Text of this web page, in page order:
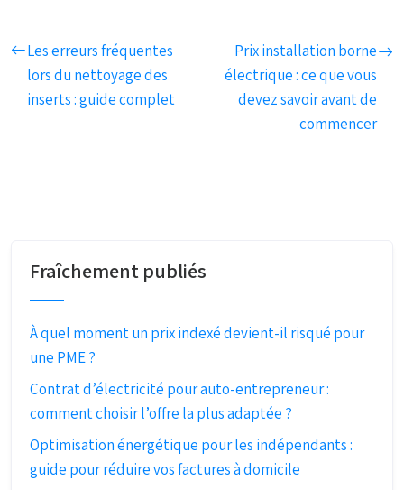
Les erreurs fréquentes
lors du nettoyage des
inserts : guide complet
Prix installation borne
électrique : ce que vous
devez savoir avant de
commencer
Fraîchement publiés
À quel moment un prix indexé devient-il risqué pour
une PME ?
Contrat d’électricité pour auto-entrepreneur :
comment choisir l’offre la plus adaptée ?
Optimisation énergétique pour les indépendants :
guide pour réduire vos factures à domicile